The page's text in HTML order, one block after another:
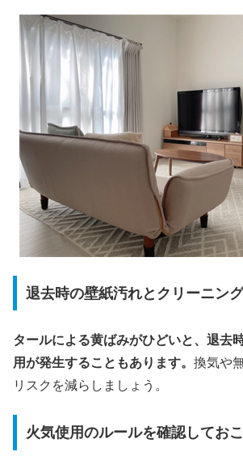
退去時の壁紙汚れとクリーニン
タールによる黄ばみがひどいと、退去
用が発生することもあります。 換気や
リスクを減らしましょう。
火気使用のルールを確認してお